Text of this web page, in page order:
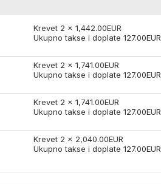
Krevet 2 x 1,442.00EUR
Ukupno takse i doplate 127.00EUR
Krevet 2 x 1,741.00EUR
Ukupno takse i doplate 127.00EUR
Krevet 2 x 1,741.00EUR
Ukupno takse i doplate 127.00EUR
Krevet 2 x 2,040.00EUR
Ukupno takse i doplate 127.00EUR